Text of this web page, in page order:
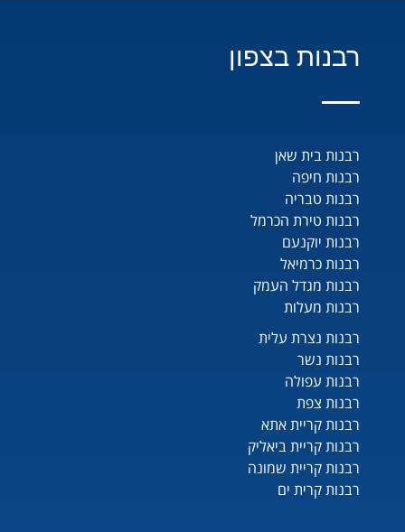
רבנות בצפון
רבנות בית שאן
רבנות חיפה
רבנות טבריה
רבנות טירת הכרמל
רבנות יוקנעם
רבנות כרמיאל
רבנות מגדל העמק
רבנות מעלות
רבנות נצרת עלית
רבנות נשר
רבנות עפולה
רבנות צפת
רבנות קריית אתא
רבנות קריית ביאליק
רבנות קריית שמונה
רבנות קרית ים